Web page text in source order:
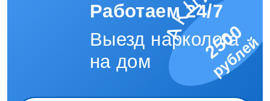
2500
рублей
Работаем 24/7
Выезд нарколога
на дом